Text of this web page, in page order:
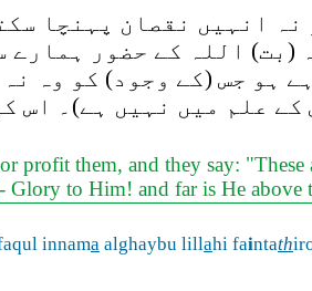
انہیں نقصان پہنچا
اللہ کے حضور
ہو جس (کے وجود) کو وہ
علم میں نہیں ہے)۔ اس
profit them, and they say:
to Him! and far is He above
innama alghaybu lillahi faintath